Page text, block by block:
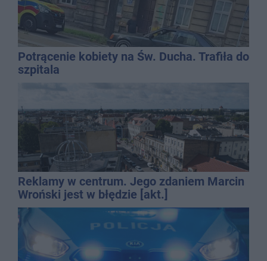
Potrącenie kobiety na Św. Ducha. Trafiła do
szpitala
Reklamy w centrum. Jego zdaniem Marcin
Wroński jest w błędzie [akt.]